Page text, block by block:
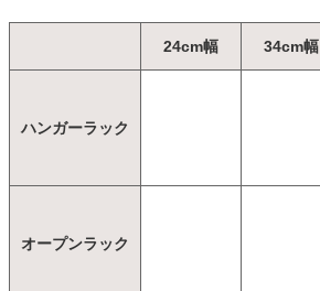
24cm幅 34cm幅
ハンガーラック
オープンラック